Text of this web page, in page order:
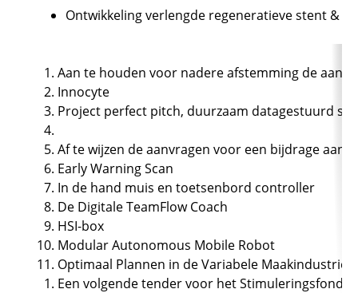
Ontwikkeling verlengde regeneratieve stent &
Aan te houden voor nadere afstemming de
Innocyte
Project perfect pitch, duurzaam datagestuurd
Af te wijzen de aanvragen voor een bijdrage aan
Early Warning Scan
In de hand muis en toetsenbord controller
De Digitale TeamFlow Coach
HSI-box
Modular Autonomous Mobile Robot
Optimaal Plannen in de Variabele Maakindustrie
Een volgende tender voor het